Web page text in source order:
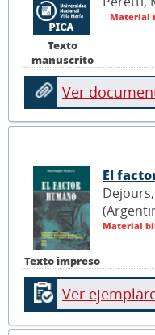
Texto
manuscrito
Material
Ver
Texto impreso
El
Material
Ver